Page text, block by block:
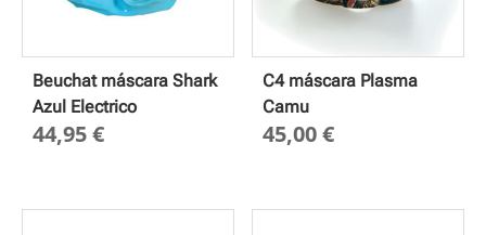
Beuchat máscara Shark
Azul Electrico
44,95€
C4 máscara Plasma
Camu
45,00€